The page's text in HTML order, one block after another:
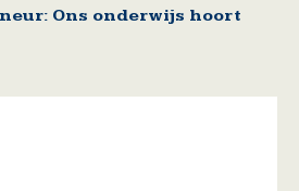
Ons onderwijs hoort